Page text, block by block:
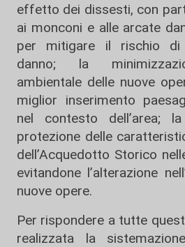
effetto dei dissesti, con
ai monconi e alle arcate
per mitigare il rischio di
danno; la
ambientale delle nuove
miglior inserimento
nel contesto dell’area;
protezione delle
dell’Acquedotto Storico
evitandone l’alterazione
nuove opere.
Per rispondere a tutte
realizzata la